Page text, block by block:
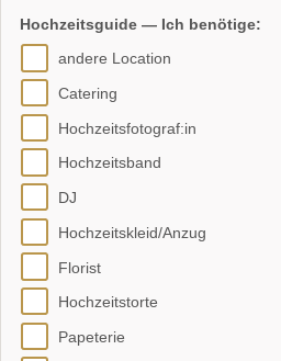
Hochzeitsguide — Ich benötige:
andere Location
Catering
Hochzeitsfotograf:in
Hochzeitsband
DJ
Hochzeitskleid/Anzug
Florist
Hochzeitstorte
Papeterie